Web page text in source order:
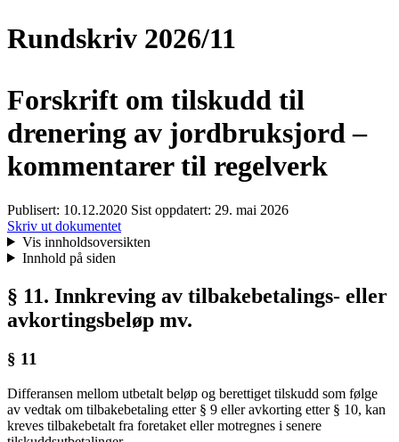
Rundskriv 2026/11
Forskrift om tilskudd til
drenering av jordbruksjord –
kommentarer til regelverk
Publisert: 10.12.2020 Sist oppdatert: 29. mai 2026
Skriv ut dokumentet
Vis innholdsoversikten
Innhold på siden
§ 11. Innkreving av tilbakebetalings- eller
avkortingsbeløp mv.
§ 11
Differansen mellom utbetalt beløp og berettiget tilskudd som følge
av vedtak om tilbakebetaling etter § 9 eller avkorting etter § 10, kan
kreves tilbakebetalt fra foretaket eller motregnes i senere